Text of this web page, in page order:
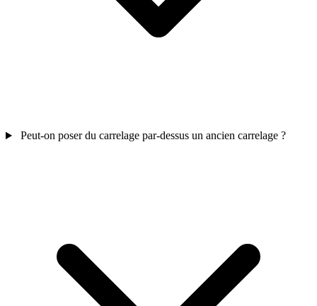
Peut-on poser du carrelage par-dessus un ancien carrelage ?